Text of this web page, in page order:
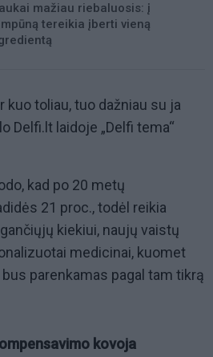
mažiau riebaluosis: į
tereikia įberti vieną
kuo toliau, tuo dažniau su ja
Delfi.lt laidoje „Delfi tema“
kad po 20 metų
21 proc., todėl reikia
kiekiui, naujų vaistų
medicinai, kuomet
parenkamas pagal tam tikrą
kovoja